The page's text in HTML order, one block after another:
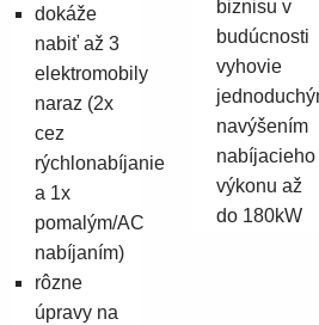
dokáže
nabiť až 3
elektromobily
naraz (2x
cez
rýchlonabíjanie
a 1x
pomalým/AC
nabíjaním)
rôzne
úpravy na
biznisu v
budúcnosti
vyhovie
navýšením
nabíjacieho
výkonu až
do 180kW